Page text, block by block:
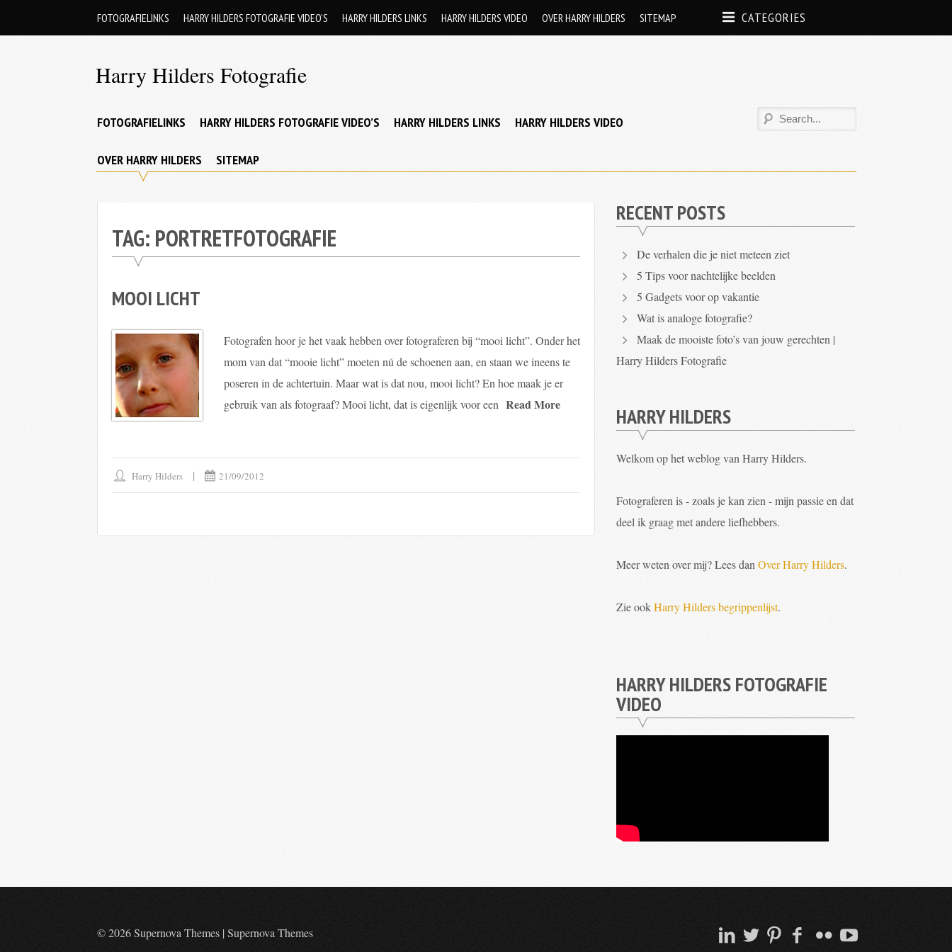
FOTOGRAFIELINKS HARRY HILDERS FOTOGRAFIE VIDEO’S HARRY HILDERS LINKS HARRY HILDERS VIDEO OVER HARRY HILDERS SITEMAP CATEGORIES
Harry Hilders Fotografie
van
Hilders
FOTOGRAFIELINKS HARRY HILDERS FOTOGRAFIE VIDEO’S HARRY HILDERS LINKS HARRY HILDERS VIDEO
OVER HARRY HILDERS SITEMAP
TAG: PORTRETFOTOGRAFIE
MOOI LICHT
Fotografen hoor je het vaak hebben over fotograferen bij “mooi licht”. Onder het
mom van dat “mooie licht” moeten nú de schoenen aan, en staan we ineens te
poseren in de achtertuin. Maar wat is dat nou, mooi licht? En hoe maak je er
gebruik van als fotograaf? Mooi licht, dat is eigenlijk voor een Read More
Harry Hilders 21/09/2012
RECENT POSTS
De verhalen die je niet meteen ziet
5 Tips voor nachtelijke beelden
5 Gadgets voor op vakantie
Wat is analoge fotografie?
Maak de mooiste foto’s van jouw gerechten |
Harry Hilders Fotografie
HARRY HILDERS
Welkom op het weblog van Harry Hilders.
Fotograferen is - zoals je kan zien - mijn passie en dat
deel ik graag met andere liefhebbers.
Meer weten over mij? Lees danOver Harry Hilders.
Zie ookHarry Hilders begrippenlijst.
HARRY HILDERS FOTOGRAFIE
VIDEO
© 2026 Supernova Themes |Supernova Themes